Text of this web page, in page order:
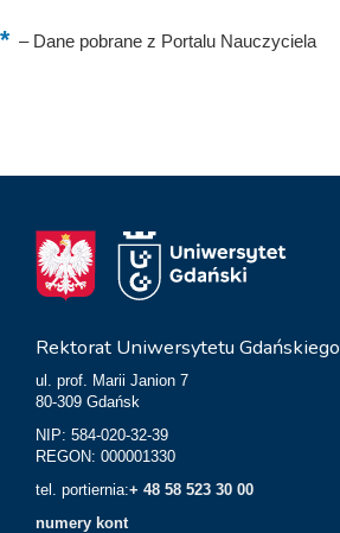
–Dane pobrane z Portalu Nauczyciela
Rektorat Uniwersytetu Gdańskiego
ul. prof. Marii Janion 7
80-309 Gdańsk
NIP: 584-020-32-39
REGON: 000001330
tel. portiernia:+ 48 58 523 30 00
numery kont